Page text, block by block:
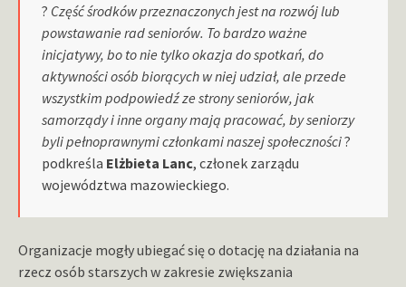
? Część środków przeznaczonych jest na rozwój lub
powstawanie rad seniorów. To bardzo ważne
inicjatywy, bo to nie tylko okazja do spotkań, do
aktywności osób biorących w niej udział, ale przede
wszystkim podpowiedź ze strony seniorów, jak
samorządy i inne organy mają pracować, by seniorzy
byli pełnoprawnymi członkami naszej społeczności?
podkreśla Elżbieta Lanc, członek zarządu
województwa mazowieckiego.
Organizacje mogły ubiegać się o dotację na działania na
rzecz osób starszych w zakresie zwiększania